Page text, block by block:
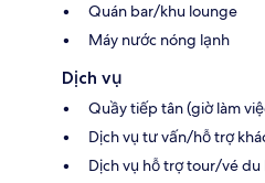
Quán bar/khu lounge
Máy nước nóng lạnh
Dịch vụ
Quầy tiếp tân (giờ làm
Dịch vụ tư vấn/hỗ trợ
Dịch vụ hỗ trợ tour/vé du